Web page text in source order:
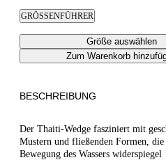
GRÖSSENFÜHRER
Größe auswählen
Zum Warenkorb
BESCHREIBUNG
Der Thaiti-Wedge fasziniert mit
Mustern und fließenden Formen,
Bewegung des Wassers widerspiegel